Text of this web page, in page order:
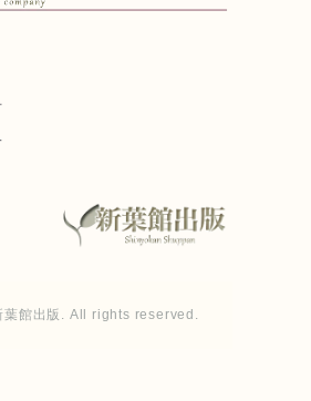
館出版. All rights reserved.